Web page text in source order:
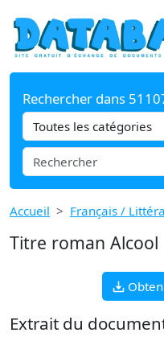
Rechercher dans
Accueil Français /
Titre roman Alcool
Extrait du